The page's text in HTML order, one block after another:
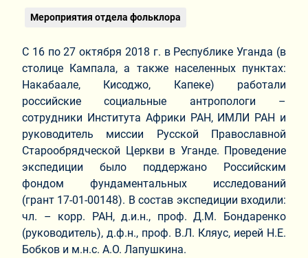
Мероприятия отдела фольклора
С 16 по 27 октября 2018 г. в Республике Уганда (в
столице Кампала, а также населенных пунктах:
Накабаале, Кисоджо, Капеке) работали
российские социальные антропологи –
сотрудники Института Африки РАН, ИМЛИ РАН и
руководитель миссии Русской Православной
Старообрядческой Церкви в Уганде. Проведение
экспедиции было поддержано Российским
фондом фундаментальных исследований
(грант 17-01-00148). В состав экспедиции входили:
чл. – корр. РАН, д.и.н., проф. Д.М. Бондаренко
(руководитель), д.ф.н., проф. В.Л. Кляус, иерей Н.Е.
Бобков и м.н.с. А.О. Лапушкина.